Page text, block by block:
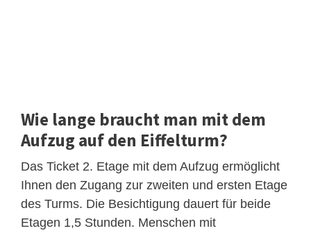
Wie lange braucht man mit dem
Aufzug auf den Eiffelturm?
Das Ticket 2. Etage mit dem Aufzug ermöglicht
Ihnen den Zugang zur zweiten und ersten Etage
des Turms. Die Besichtigung dauert für beide
Etagen 1,5 Stunden. Menschen mit